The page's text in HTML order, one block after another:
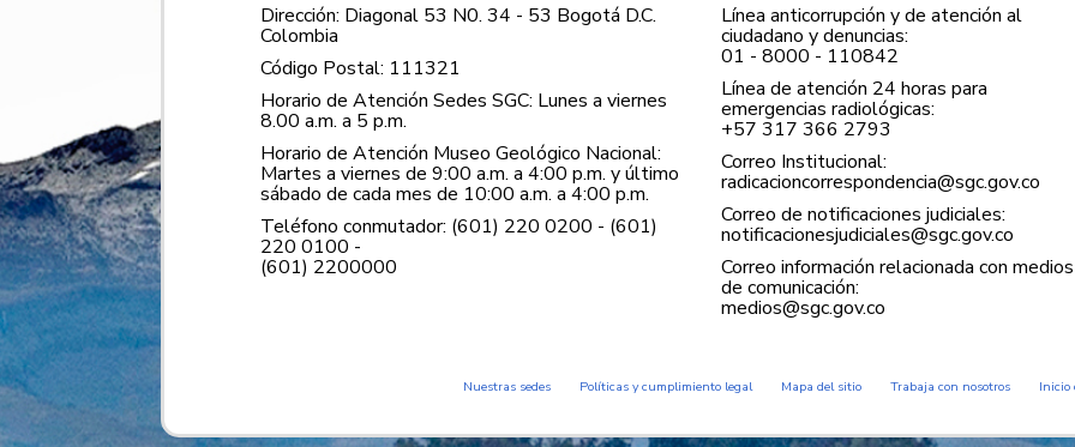
Dirección: Diagonal 53 N0. 34 - 53 Bogotá D.C.
Colombia
Código Postal: 111321
Horario de Atención Sedes SGC: Lunes a viernes
8.00 a.m. a 5 p.m.
Horario de Atención Museo Geológico Nacional:
Martes a viernes de 9:00 a.m. a 4:00 p.m. y último
sábado de cada mes de 10:00 a.m. a 4:00 p.m.
Teléfono conmutador: (601) 220 0200 - (601)
220 0100 -
(601) 2200000
Línea anticorrupción y de atención al
ciudadano y denuncias:
01 - 8000 - 110842
Línea de atención 24 horas para
emergencias radiológicas:
+57 ​317 366 2793
Correo Institucional:
radicacioncorrespondencia@sgc.gov.co
Correo de notificaciones judiciales:
notificacionesjudiciales@sgc.gov.co
Correo información relacionada con medios
de comunicación:
medios@sgc.gov.co
Nuestras sedes Políticas y cumplimiento legal Mapa del sitio Trabaja con nosotros Inicio